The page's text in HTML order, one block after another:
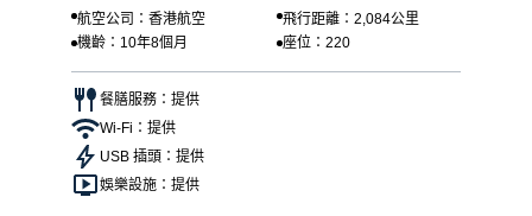
航空公司：香港航空
飛行距離：2,084公里
機齡：10年8個月
座位：220
餐膳服務：提供
Wi-Fi：提供
USB 插頭：提供
娛樂設施：提供